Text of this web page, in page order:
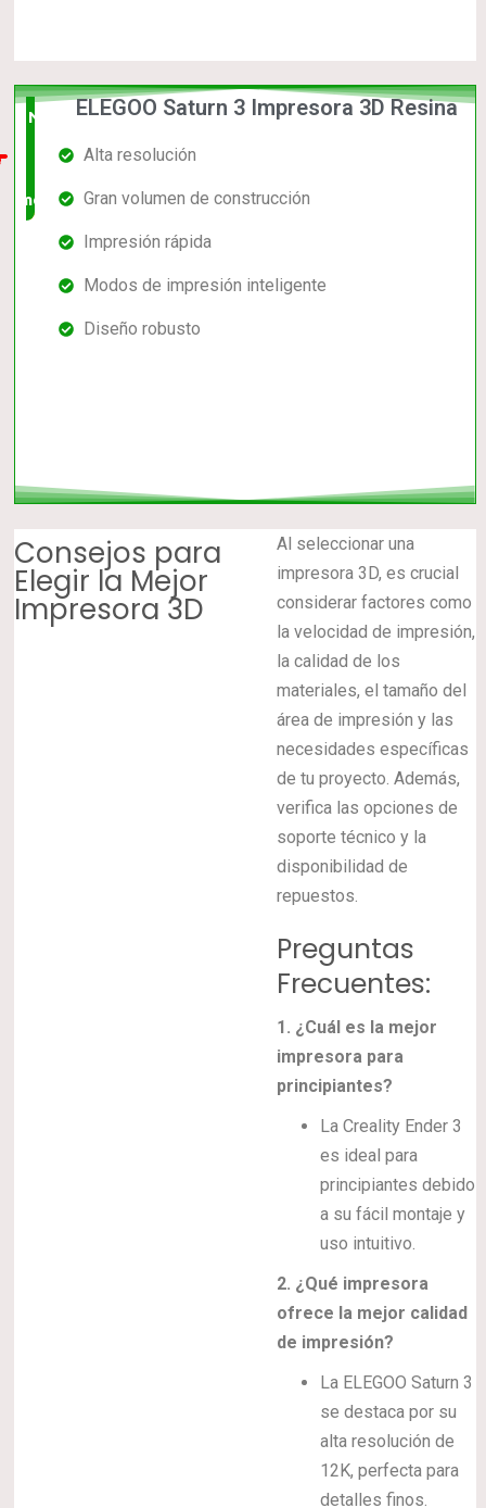
Nuevo
en el
mercado
ELEGOO Saturn 3 Impresora 3D Resina
Alta resolución
Gran volumen de construcción
Impresión rápida
Modos de impresión inteligente
Diseño robusto
Consejos para
Elegir la Mejor
Impresora 3D
Al seleccionar una
impresora 3D, es crucial
considerar factores como
la velocidad de impresión,
la calidad de los
materiales, el tamaño del
área de impresión y las
necesidades específicas
de tu proyecto. Además,
verifica las opciones de
soporte técnico y la
disponibilidad de
repuestos.
Preguntas
Frecuentes:
1. ¿Cuál es la mejor
impresora para
principiantes?
La Creality Ender 3
es ideal para
principiantes debido
a su fácil montaje y
uso intuitivo.
2. ¿Qué impresora
ofrece la mejor calidad
de impresión?
La ELEGOO Saturn 3
se destaca por su
alta resolución de
12K, perfecta para
detalles finos.